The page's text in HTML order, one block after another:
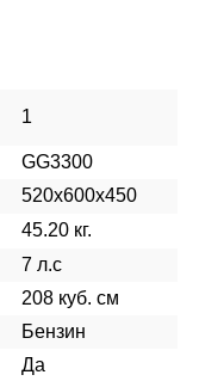
1
GG3300
520x600x450
45.20 кг.
7 л.с
208 куб. см
Бензин
Да